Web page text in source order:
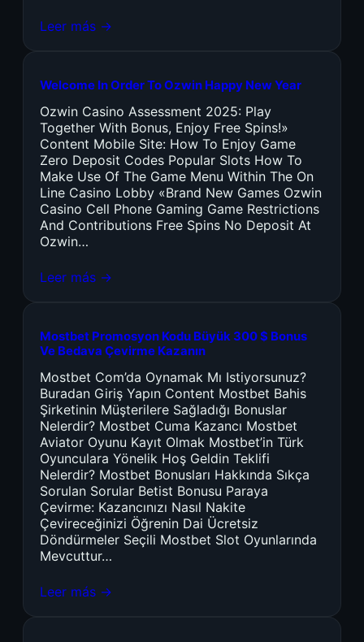
Leer más →
Welcome In Order To Ozwin Happy New Year
Ozwin Casino Assessment 2025: Play
Together With Bonus, Enjoy Free Spins!»
Content Mobile Site: How To Enjoy Game
Zero Deposit Codes Popular Slots How To
Make Use Of The Game Menu Within The On
Line Casino Lobby «Brand New Games Ozwin
Casino Cell Phone Gaming Game Restrictions
And Contributions Free Spins No Deposit At
Ozwin…
Leer más →
Mostbet Promosyon Kodu Büyük 300 $ Bonus
Ve Bedava Çevirme Kazanın
Mostbet Com’da Oynamak Mı Istiyorsunuz?
Buradan Giriş Yapın Content Mostbet Bahis
Şirketinin Müşterilere Sağladığı Bonuslar
Nelerdir? Mostbet Cuma Kazancı Mostbet
Aviator Oyunu Kayıt Olmak Mostbet’in Türk
Oyunculara Yönelik Hoş Geldin Teklifi
Nelerdir? Mostbet Bonusları Hakkında Sıkça
Sorulan Sorular Betist Bonusu Paraya
Çevirme: Kazancınızı Nasıl Nakite
Çevireceğinizi Öğrenin Dai Ücretsiz
Döndürmeler Seçili Mostbet Slot Oyunlarında
Mevcuttur…
Leer más →